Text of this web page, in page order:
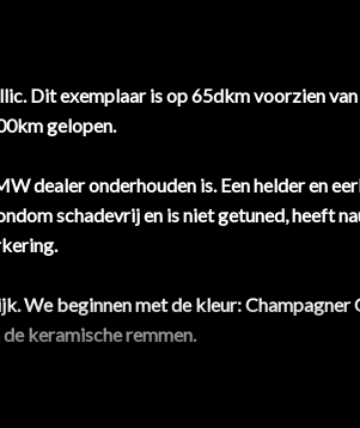
Dit exemplaar is op 65dkm voorzien
gelopen.
dealer onderhouden is. Een helder en
schadevrij en is niet getuned, heeft
We beginnen met de kleur:
keramische remmen.